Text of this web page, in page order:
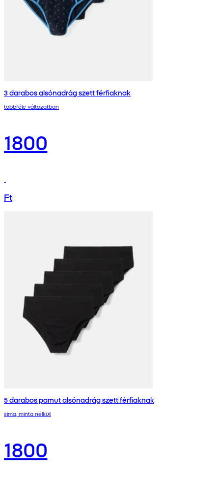
3 darabos alsónadrág szett férfiaknak
többféle változatban
1800
Ft
5 darabos pamut alsónadrág szett férfiaknak
sima, minta nélküli
1800